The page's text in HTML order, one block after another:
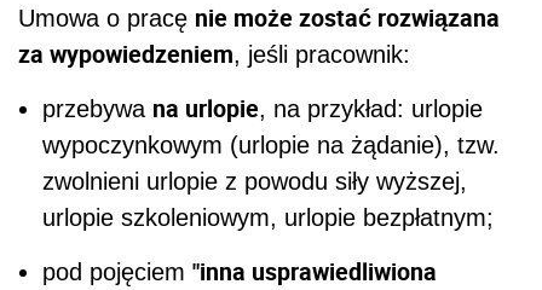
Umowa o pracę nie może zostać rozwiązana
za wypowiedzeniem, jeśli pracownik:
przebywa na urlopie, na przykład: urlopie
wypoczynkowym (urlopie na żądanie), tzw.
zwolnieni urlopie z powodu siły wyższej,
urlopie szkoleniowym, urlopie bezpłatnym;
pod pojęciem "inna usprawiedliwiona